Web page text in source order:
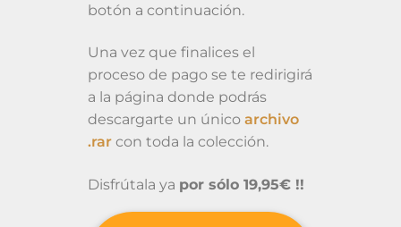
botón a continuación.
Una vez que finalices el
proceso de pago se te redirigirá
a la página donde podrás
descargarte un único archivo
.rar con toda la colección.
Disfrútala ya por sólo 19,95€ !!